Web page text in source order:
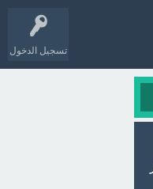
تسجيل الدخول